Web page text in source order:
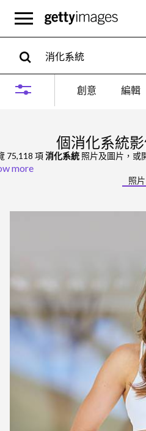
創意 編輯
個消化系統
75,118 項消化系統照片及圖片，或
more
照片